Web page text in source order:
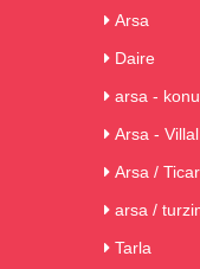
Arsa
Daire
arsa -
Arsa -
Arsa /
arsa /
Tarla